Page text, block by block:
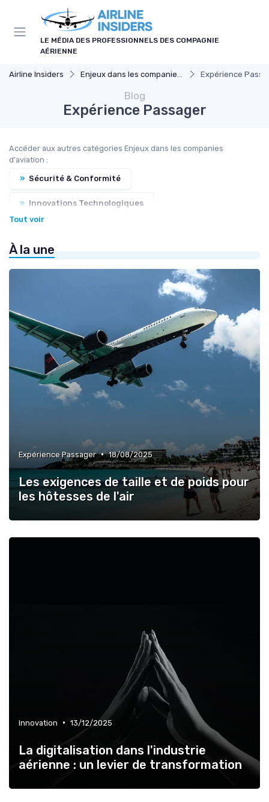
LE MÉDIA DES PROFESSIONNELS DES COMPAGNIE
AÉRIENNE
Airline Insiders Enjeux dans les companies d'aviation Expérience
Blog
Expérience Passager
Accéder aux autres catégories Enjeux dans les companies
d'aviation :
» Sécurité & Conformité
» Innovations Technologiques
» Formation & Compétences
» Développement Durable
Gestion Coûts Opérationnels
» Réglementations Internationales
Tout voir
À la une
Expérience Passager • 18/08/2025
Les exigences de taille et de poids pour
les hôtesses de l'air
Innovation • 13/12/2025
La digitalisation dans l'industrie
aérienne : un levier de transformation
Panneau de gestion des cookies